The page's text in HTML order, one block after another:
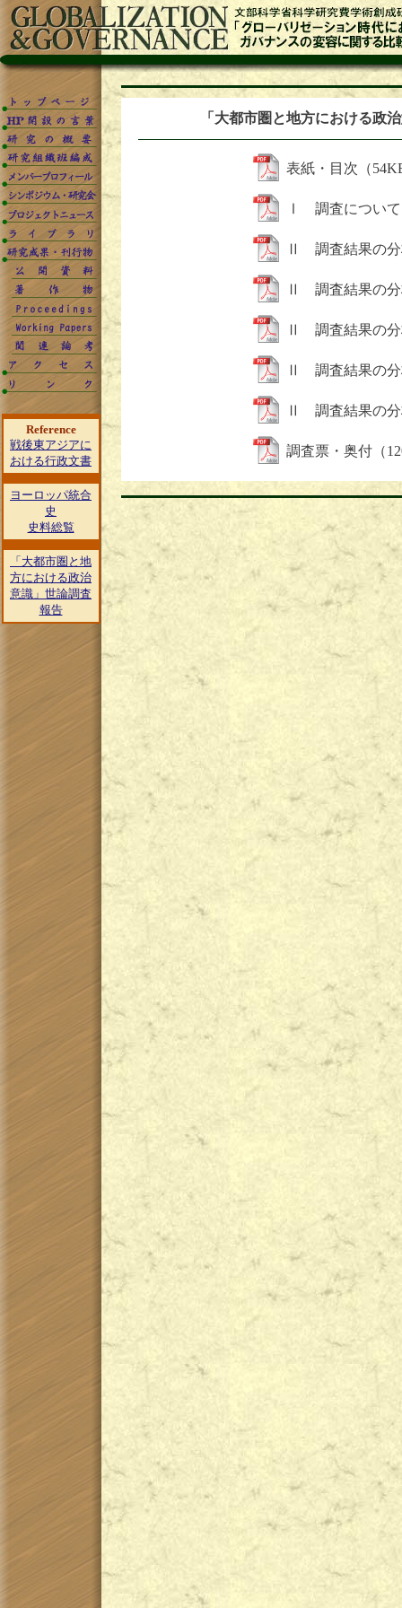
Reference
戦後東アジアに
おける行政文書
ヨーロッパ統合
史
史料総覧
「大都市圏と地
方における政治
意識」世論調査
報告
「大都市圏と地方における政
表紙・目次（
Ⅰ 調査について
Ⅱ 調査結果の分
Ⅱ 調査結果の分
Ⅱ 調査結果の分
Ⅱ 調査結果の分
Ⅱ 調査結果の分
調査票・奥付（